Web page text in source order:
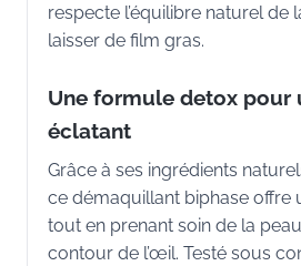
respecte l’équilibre naturel de
laisser de film gras.
Une formule detox pour
éclatant
Grâce à ses ingrédients
ce démaquillant biphase offre
tout en prenant soin de la
contour de l’œil. Testé sous